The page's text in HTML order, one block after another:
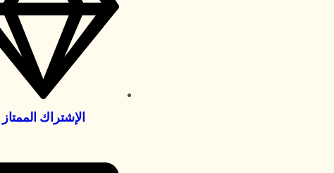
الإشتراك الممتاز